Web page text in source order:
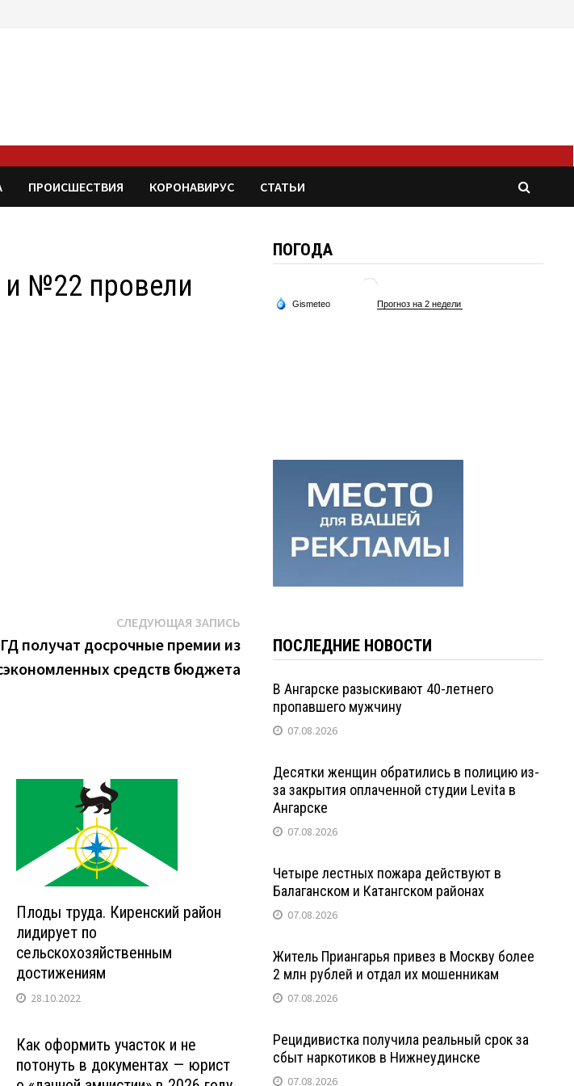
ПРОИСШЕСТВИЯ КОРОНАВИРУС СТАТЬИ
и №22 провели
СЛЕДУЮЩАЯ ЗАПИСЬСледующая
запись:
получат досрочные премии из
средств бюджета
Плоды труда. Киренский район
лидирует по
сельскохозяйственным
достижениям
28.10.2022
Как оформить участок и не
потонуть в документах — юрист
ПОГОДА
ПОСЛЕДНИЕ НОВОСТИ
В Ангарске разыскивают 40-летнего
пропавшего мужчину
07.08.2026
Десятки женщин обратились в полицию из-
за закрытия оплаченной студии Levita в
Ангарске
07.08.2026
Четыре лестных пожара действуют в
Балаганском и Катангском районах
07.08.2026
Житель Приангарья привез в Москву более
2 млн рублей и отдал их мошенникам
07.08.2026
Рецидивистка получила реальный срок за
сбыт наркотиков в Нижнеудинске
07.08.2026